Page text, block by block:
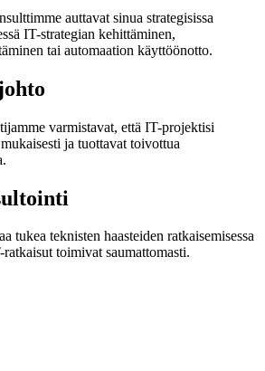
auttavat sinua strategisissa
IT-strategian kehittäminen,
tai automaation käyttöönotto.
varmistavat, että IT-projektisi
ja tuottavat toivottua
tukea teknisten haasteiden ratkaisemisessa
toimivat saumattomasti.